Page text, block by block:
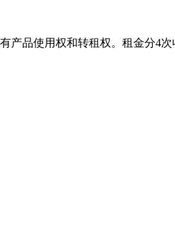
品使用权和转租权。租金分4次